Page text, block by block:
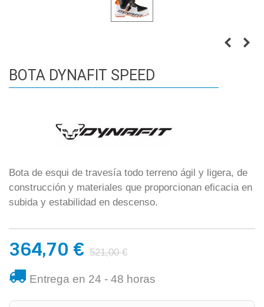
BOTA DYNAFIT SPEED
Bota de esqui de travesía todo terreno ágil y ligera, de
construcción y materiales que proporcionan eficacia en
subida y estabilidad en descenso.
364,70 € 521,00 €
Entrega en 24 - 48 horas